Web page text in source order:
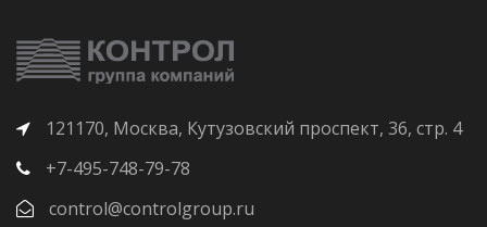
121170, Москва, Кутузовский проспект, 36, стр. 4
+7-495-748-79-78
control@controlgroup.ru